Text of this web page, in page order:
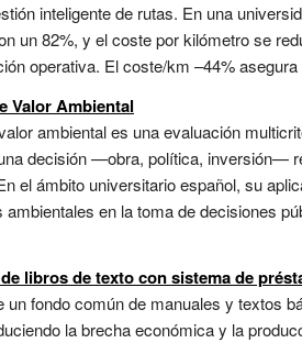
inteligente de rutas. En una
un 82%, y el coste por kilómetro se
operativa. El coste/km –44%
Valor Ambiental
ambiental es una evaluación
decisión —obra, política, inversión—
el ámbito universitario español, su
ambientales en la toma de decisiones
libros de texto con sistema de
un fondo común de manuales y textos
la brecha económica y la